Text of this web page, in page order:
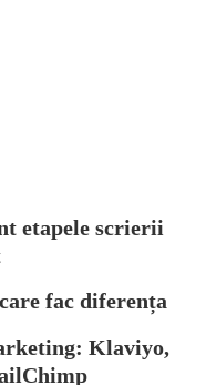
etapele scrierii
fac diferența
Klaviyo,